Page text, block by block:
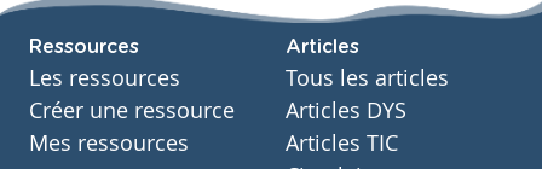
Ressources
Les ressources
Créer une ressource
Mes ressources
Articles
Tous les articles
Articles DYS
Articles TIC